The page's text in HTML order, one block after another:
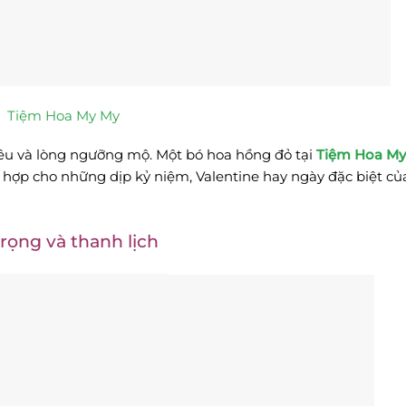
Tiệm Hoa My My
và lòng ngưỡng mộ. Một bó hoa hồng đỏ tại Tiệm Hoa
cho những dịp kỷ niệm, Valentine hay ngày đặc biệt
và thanh lịch